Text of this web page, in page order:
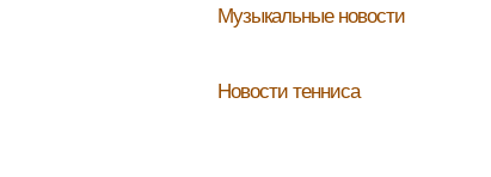
Музыкальные новости
Новости тенниса